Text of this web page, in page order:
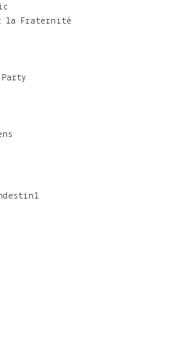
la Fraternité
Party